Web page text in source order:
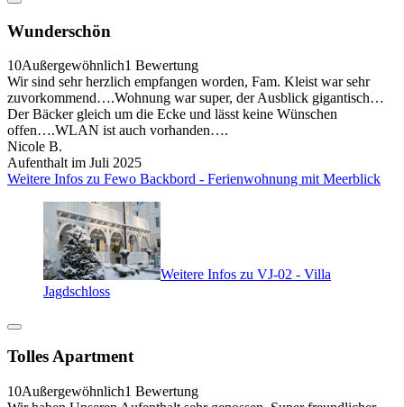
Wunderschön
10Außergewöhnlich1 Bewertung
Wir sind sehr herzlich empfangen worden, Fam. Kleist war sehr
zuvorkommend….Wohnung war super, der Ausblick gigantisch…
Der Bäcker gleich um die Ecke und lässt keine Wünschen
offen….WLAN ist auch vorhanden….
Nicole B.
Aufenthalt im Juli 2025
Weitere Infos zu Fewo Backbord - Ferienwohnung mit Meerblick
Weitere Infos zu VJ-02 - Villa
Jagdschloss
Tolles Apartment
10Außergewöhnlich1 Bewertung